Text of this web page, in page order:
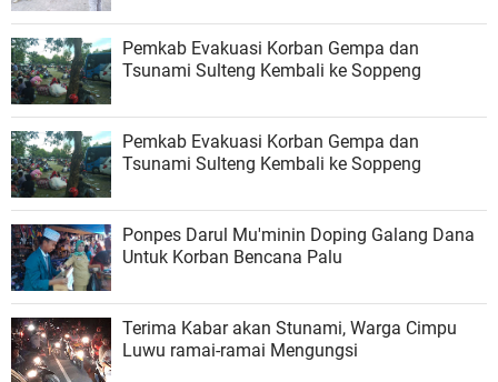
Pemkab Evakuasi Korban Gempa dan
Tsunami Sulteng Kembali ke Soppeng
Pemkab Evakuasi Korban Gempa dan
Tsunami Sulteng Kembali ke Soppeng
Ponpes Darul Mu'minin Doping Galang Dana
Untuk Korban Bencana Palu
Terima Kabar akan Stunami, Warga Cimpu
Luwu ramai-ramai Mengungsi